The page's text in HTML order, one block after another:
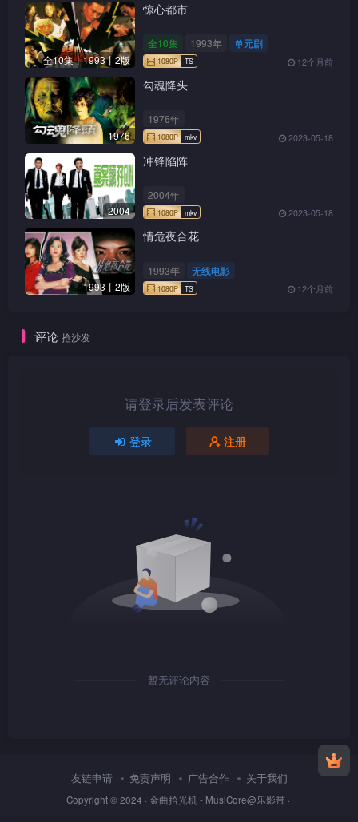
1080P TS
全10集丨1993丨2版
惊心都市
全10集 1993年 单元剧
12个月前
1976
勾魂降头
1976年
1080P
2023-05-18
2004
冲锋陷阵
2004年
1080P
2023-05-18
1993丨2版
情危夜合花
1993年 无线电影
1080P TS
12个月前
评论 抢沙发
请登录后发表评论
登录 注册
暂无评论内容
友链申请 免责声明 广告合作 关于我们
Copyright © 2024 · 金曲拾光机 - MusiCore@乐影带 ·